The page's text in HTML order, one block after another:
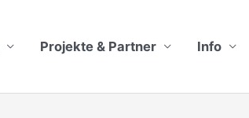
Projekte & Partner Info